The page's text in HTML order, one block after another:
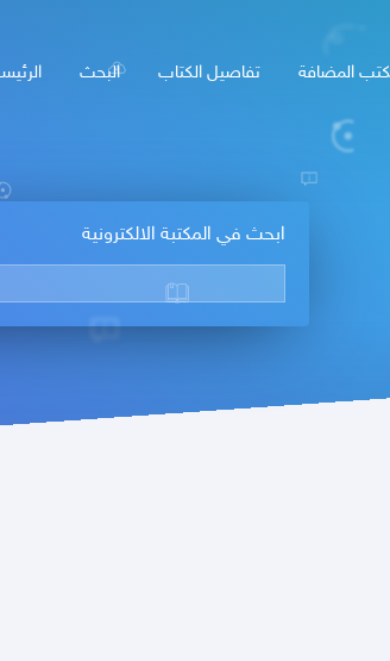
البحث تفاصيل الكتاب المضافة
ابحث في المكتبة الالكترونية